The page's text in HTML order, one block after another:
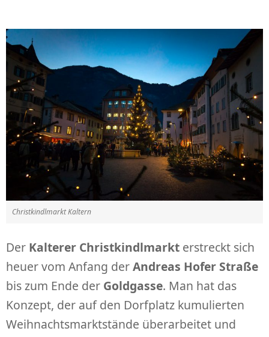
Christkindlmarkt Kaltern
Der Kalterer Christkindlmarkt erstreckt sich
heuer vom Anfang derAndreas Hofer Straße
bis zum Ende der Goldgasse. Man hat das
Konzept, der auf den Dorfplatz kumulierten
Weihnachtsmarktstände überarbeitet und